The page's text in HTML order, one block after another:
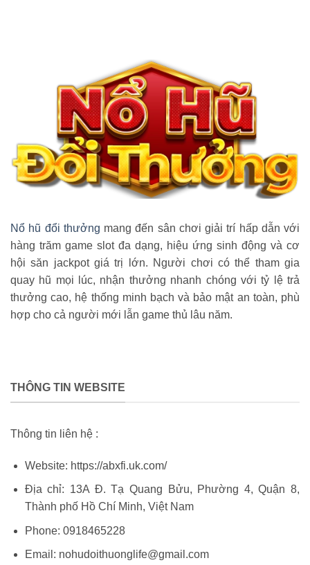
Nổ hũ đổi thưởng mang đến sân chơi giải trí hấp dẫn với
hàng trăm game slot đa dạng, hiệu ứng sinh động và cơ
hội săn jackpot giá trị lớn. Người chơi có thể tham gia
quay hũ mọi lúc, nhận thưởng nhanh chóng với tỷ lệ trả
thưởng cao, hệ thống minh bạch và bảo mật an toàn, phù
hợp cho cả người mới lẫn game thủ lâu năm.
THÔNG TIN WEBSITE
Thông tin liên hệ :
Website: https://abxfi.uk.com/
Địa chỉ: 13A Đ. Tạ Quang Bửu, Phường 4, Quận 8,
Thành phố Hồ Chí Minh, Việt Nam
Phone: 0918465228
Email: nohudoithuonglife@gmail.com